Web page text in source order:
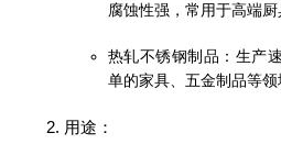
腐蚀性强，常用于高端厨
热轧不锈钢制品：生产
单的家具、五金制品等领
用途：